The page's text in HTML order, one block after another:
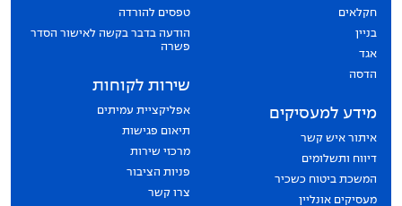
חקלאים
בניין
אגד
הדסה
מידע למעסיקים
איתור איש קשר
דיווח ותשלומים
המשכת ביטוח כשכיר
מעסיקים אונליין
טפסים להורדה
הודעה בדבר בקשה לאישור הסדר
פשרה
שירות לקוחות
אפליקציית עמיתים
תיאום פגישות
מרכזי שירות
פניות הציבור
צרו קשר